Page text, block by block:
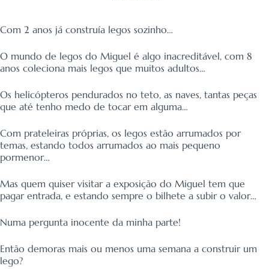
Com 2 anos já construía legos sozinho…
O mundo de legos do Miguel é algo inacreditável, com 8
anos coleciona mais legos que muitos adultos…
Os helicópteros pendurados no teto, as naves, tantas peças
que até tenho medo de tocar em alguma…
Com prateleiras próprias, os legos estão arrumados por
temas, estando todos arrumados ao mais pequeno
pormenor…
Mas quem quiser visitar a exposição do Miguel tem que
pagar entrada, e estando sempre o bilhete a subir o valor…
Numa pergunta inocente da minha parte!
Então demoras mais ou menos uma semana a construir um
lego?